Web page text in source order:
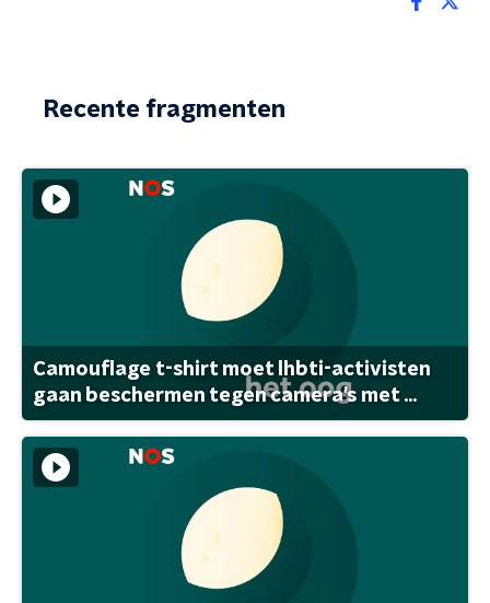
Recente fragmenten
Camouflage t-shirt moet lhbti-activisten
gaan beschermen tegen camera's met ...